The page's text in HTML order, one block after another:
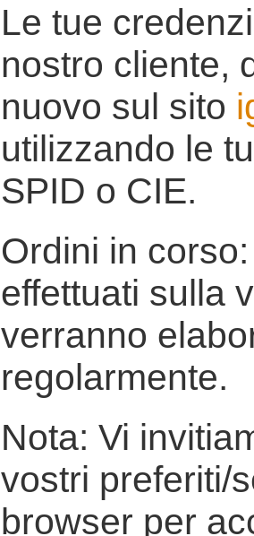
Le tue
nostro cliente,
nuovo sul sito
utilizzando le
SPID o CIE.
Ordini in
effettuati sulla
verranno
regolarmente.
Nota: Vi
vostri preferiti/
browser per